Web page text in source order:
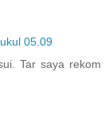
05.09
Tar saya rekom